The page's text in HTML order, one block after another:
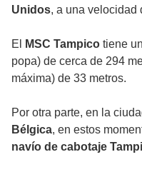
Unidos, a una velocidad
El MSC Tampico tiene
popa) de cerca de 294
máxima) de 33 metros.
Por otra parte, en la
Bélgica, en estos
navío de cabotaje